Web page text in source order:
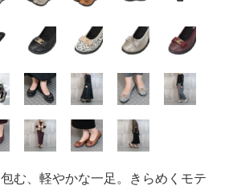
む、軽やかな一足。きらめくモテ